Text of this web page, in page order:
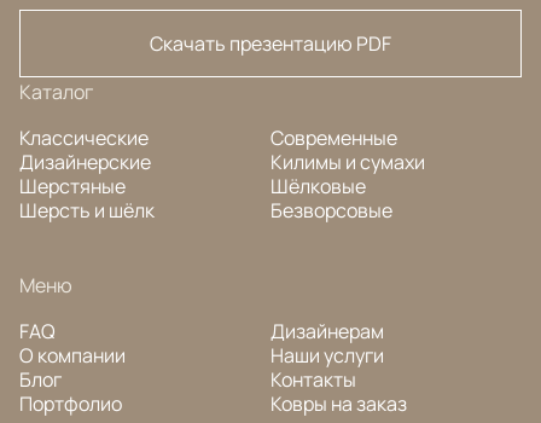
Скачать презентацию PDF
Каталог
Классические
Дизайнерские
Шерстяные
Шерсть и шёлк
Современные
Килимы и сумахи
Шёлковые
Безворсовые
Меню
FAQ
О компании
Блог
Портфолио
Дизайнерам
Наши услуги
Контакты
Ковры на заказ